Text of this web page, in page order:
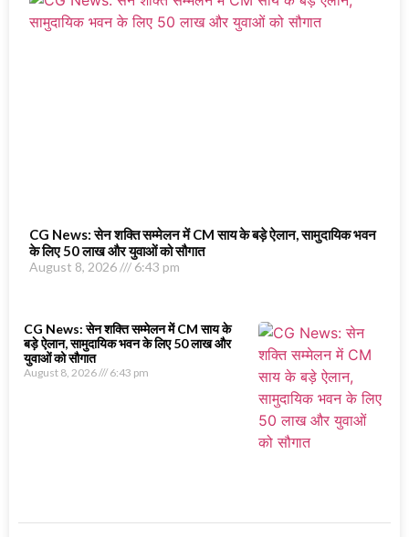
CG News: सेन शक्ति सम्मेलन में CM साय के बड़े ऐलान, सामुदायिक भवन
के लिए 50 लाख और युवाओं को सौगात
August 8, 2026 6:43 pm
CG News: सेन शक्ति सम्मेलन में CM साय के
बड़े ऐलान, सामुदायिक भवन के लिए 50 लाख और
युवाओं को सौगात
August 8, 2026 6:43 pm